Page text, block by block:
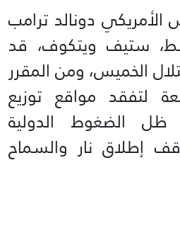
دونالد ترامب
ستيف ويتكوف، قد
الخميس، ومن المقرر
لتفقد مواقع توزيع
الضغوط الدولية
إطلاق نار والسماح